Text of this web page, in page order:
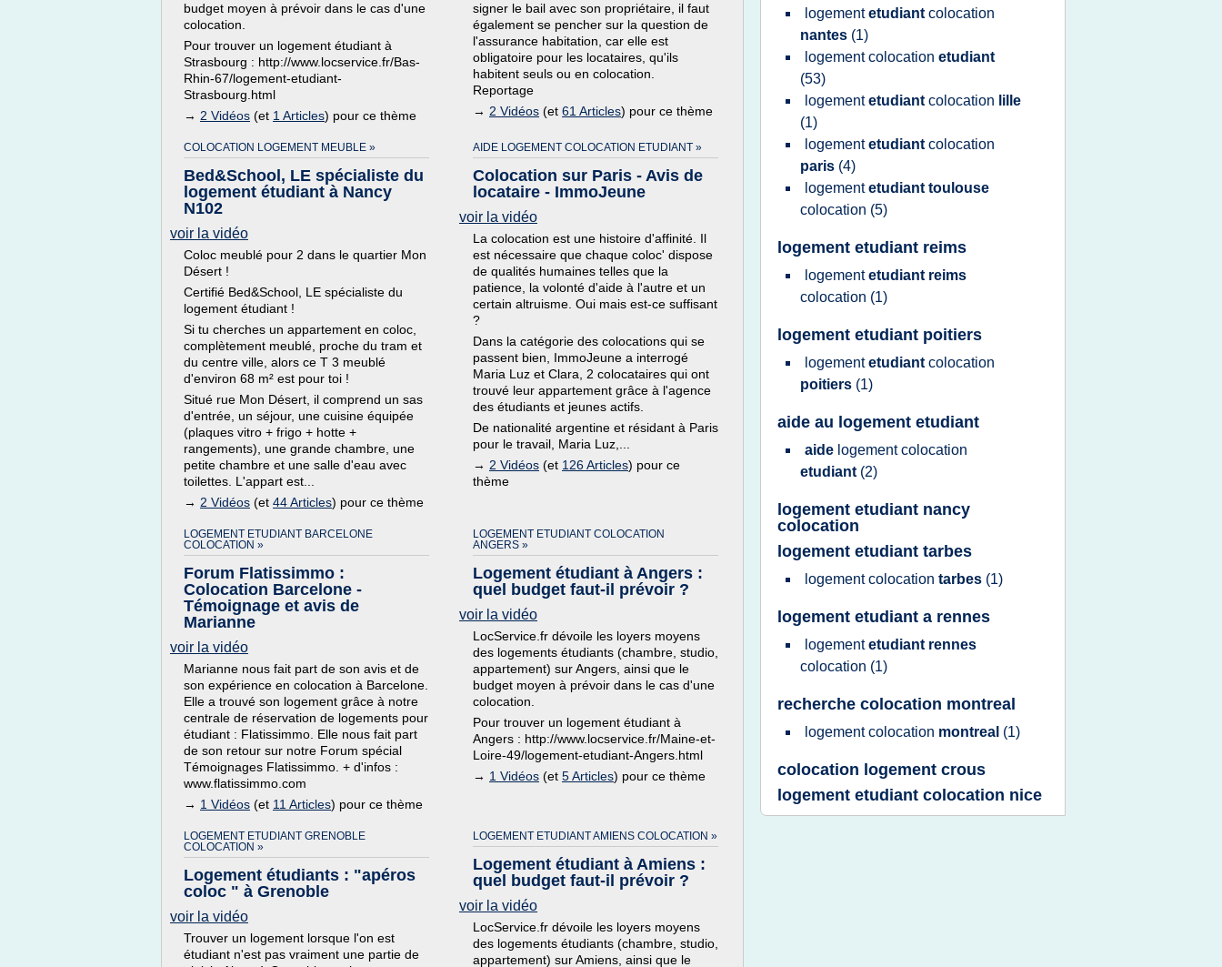
budget moyen à prévoir dans le cas d'une
colocation.
Pour trouver un logement étudiant à
Strasbourg : http://www.locservice.fr/Bas-
Rhin-67/logement-etudiant-
Strasbourg.html
→ 2 Vidéos (et 1 Articles) pour ce thème
signer le bail avec son propriétaire, il faut
également se pencher sur la question de
l'assurance habitation, car elle est
obligatoire pour les locataires, qu'ils
habitent seuls ou en colocation.
Reportage
→ 2 Vidéos (et 61 Articles) pour ce thème
COLOCATION LOGEMENT MEUBLE »
Bed&School, LE spécialiste du
logement étudiant à Nancy
N102
voir la vidéo
Coloc meublé pour 2 dans le quartier Mon
Désert !
Certifié Bed&School, LE spécialiste du
logement étudiant !
Si tu cherches un appartement en coloc,
complètement meublé, proche du tram et
du centre ville, alors ce T 3 meublé
d'environ 68 m² est pour toi !
Situé rue Mon Désert, il comprend un sas
d'entrée, un séjour, une cuisine équipée
(plaques vitro + frigo + hotte +
rangements), une grande chambre, une
petite chambre et une salle d'eau avec
toilettes. L'appart est...
→ 2 Vidéos (et 44 Articles) pour ce thème
AIDE LOGEMENT COLOCATION ETUDIANT »
Colocation sur Paris - Avis de
locataire - ImmoJeune
voir la vidéo
La colocation est une histoire d'affinité. Il
est nécessaire que chaque coloc' dispose
de qualités humaines telles que la
patience, la volonté d'aide à l'autre et un
certain altruisme. Oui mais est-ce suffisant
?
Dans la catégorie des colocations qui se
passent bien, ImmoJeune a interrogé
Maria Luz et Clara, 2 colocataires qui ont
trouvé leur appartement grâce à l'agence
des étudiants et jeunes actifs.
De nationalité argentine et résidant à Paris
pour le travail, Maria Luz,...
→ 2 Vidéos (et 126 Articles) pour ce
thème
LOGEMENT ETUDIANT BARCELONE
COLOCATION »
Forum Flatissimmo :
Colocation Barcelone -
Témoignage et avis de
Marianne
voir la vidéo
Marianne nous fait part de son avis et de
son expérience en colocation à Barcelone.
Elle a trouvé son logement grâce à notre
centrale de réservation de logements pour
étudiant : Flatissimmo. Elle nous fait part
de son retour sur notre Forum spécial
Témoignages Flatissimmo. + d'infos :
www.flatissimmo.com
→ 1 Vidéos (et 11 Articles) pour ce thème
LOGEMENT ETUDIANT COLOCATION
ANGERS »
Logement étudiant à Angers :
quel budget faut-il prévoir ?
voir la vidéo
LocService.fr dévoile les loyers moyens
des logements étudiants (chambre, studio,
appartement) sur Angers, ainsi que le
budget moyen à prévoir dans le cas d'une
colocation.
Pour trouver un logement étudiant à
Angers : http://www.locservice.fr/Maine-et-
Loire-49/logement-etudiant-Angers.html
→ 1 Vidéos (et 5 Articles) pour ce thème
LOGEMENT ETUDIANT GRENOBLE
COLOCATION »
Logement étudiants : "apéros
coloc " à Grenoble
voir la vidéo
Trouver un logement lorsque l'on est
étudiant n'est pas vraiment une partie de
LOGEMENT ETUDIANT AMIENS COLOCATION »
Logement étudiant à Amiens :
quel budget faut-il prévoir ?
voir la vidéo
LocService.fr dévoile les loyers moyens
des logements étudiants (chambre, studio,
appartement) sur Amiens, ainsi que le
logementetudiant colocation
nantes (1)
logement colocation etudiant
(53)
logementetudiant colocation lille
(1)
logementetudiant colocation
paris (4)
logementetudiant toulouse
colocation (5)
logement etudiant reims
logementetudiant reims
colocation (1)
logement etudiant poitiers
logementetudiant colocation
poitiers (1)
aide au logement etudiant
aide logement colocation
etudiant (2)
logement etudiant nancy
colocation
logement etudiant tarbes
logement colocation tarbes (1)
logement etudiant a rennes
logementetudiant rennes
colocation (1)
recherche colocation montreal
logement colocation montreal (1)
colocation logement crous
logement etudiant colocation nice